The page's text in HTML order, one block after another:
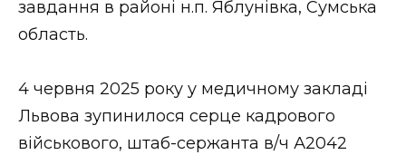
завдання в районі н.п. Яблунівка, Сумська
область.
4 червня 2025 року у медичному закладі
Львова зупинилося серце кадрового
військового, штаб-сержанта в/ч А2042